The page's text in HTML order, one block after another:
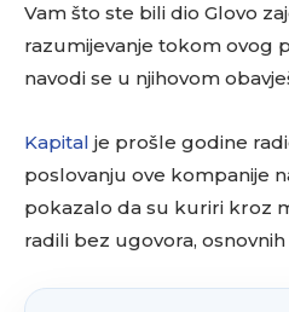
Vam što ste bili dio Glovo
razumijevanje tokom ovog
navodi se u njihovom
Kapital je prošle godine
poslovanju ove kompanije
pokazalo da su kuriri kroz
radili bez ugovora, osnovnih